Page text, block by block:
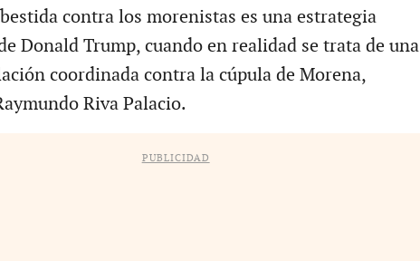
contra los morenistas es una estrategia
Donald Trump, cuando en realidad se trata de una
coordinada contra la cúpula de Morena,
Riva Palacio.
PUBLICIDAD